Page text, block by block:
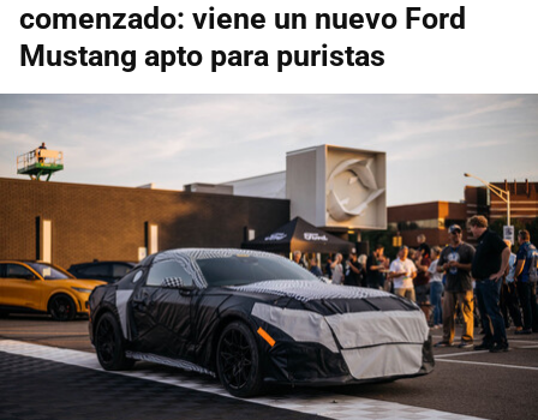
comenzado: viene un nuevo Ford
Mustang apto para puristas